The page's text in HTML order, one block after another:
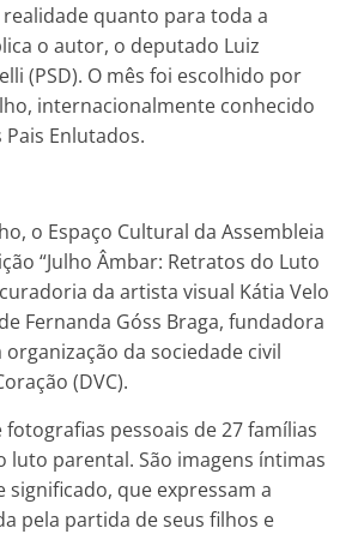
realidade quanto para toda a
o autor, o deputado Luiz
(PSD). O mês foi escolhido por
internacionalmente conhecido
Enlutados.
o Espaço Cultural da Assembleia
“Julho Âmbar: Retratos do Luto
da artista visual Kátia Velo
Fernanda Góss Braga, fundadora
da sociedade civil
(DVC).
pessoais de 27 famílias
luto parental. São imagens íntimas
significado, que expressam a
pela partida de seus filhos e